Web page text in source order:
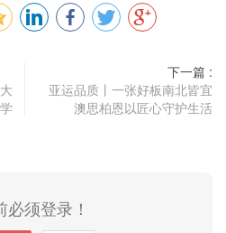
下一篇 :
亚运品质丨一张好板南北皆宜
澳思柏恩以匠心守护生活
必须登录！